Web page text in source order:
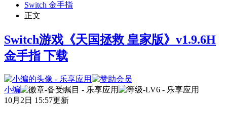
Switch 金手指
正文
Switch游戏《天国拯救 皇家版》v1.9.6H
金手指 下载
小编
10月2日 15:57更新